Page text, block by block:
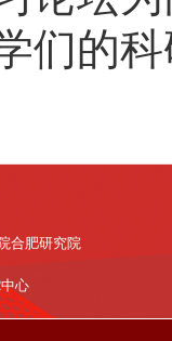
们的
合肥研究院
心